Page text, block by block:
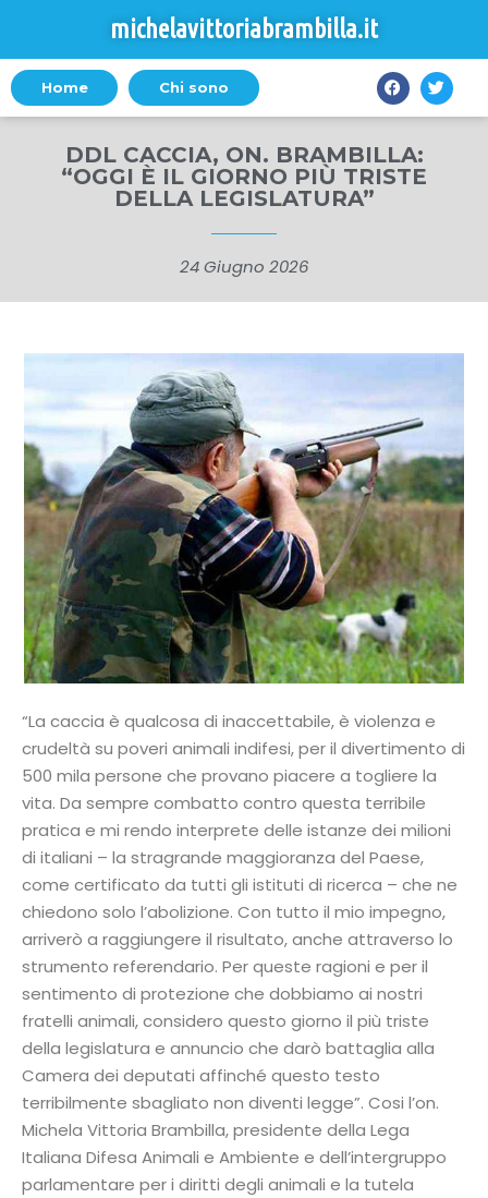
michelavittoriabrambilla.it
Home Chi sono
DDL CACCIA, ON. BRAMBILLA:
“OGGI È IL GIORNO PIÙ TRISTE
DELLA LEGISLATURA”
24 Giugno 2026
“La caccia è qualcosa di inaccettabile, è violenza e
crudeltà su poveri animali indifesi, per il divertimento di
500 mila persone che provano piacere a togliere la
vita. Da sempre combatto contro questa terribile
pratica e mi rendo interprete delle istanze dei milioni
di italiani – la stragrande maggioranza del Paese,
come certificato da tutti gli istituti di ricerca – che ne
chiedono solo l’abolizione. Con tutto il mio impegno,
arriverò a raggiungere il risultato, anche attraverso lo
strumento referendario. Per queste ragioni e per il
sentimento di protezione che dobbiamo ai nostri
fratelli animali, considero questo giorno il più triste
della legislatura e annuncio che darò battaglia alla
Camera dei deputati affinché questo testo
terribilmente sbagliato non diventi legge”. Cosi l’on.
Michela Vittoria Brambilla, presidente della Lega
Italiana Difesa Animali e Ambiente e dell’intergruppo
parlamentare per i diritti degli animali e la tutela